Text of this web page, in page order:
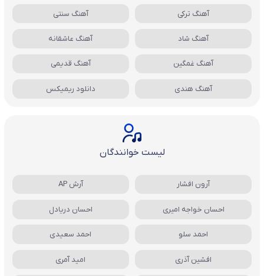
آهنگ ترکی آهنگ سنتی
آهنگ شاد آهنگ عاشقانه
آهنگ غمگین آهنگ قدیمی
آهنگ هندی دانلود ریمیکس
لیست خوانندگان
آرون افشار آرش AP
احسان خواجه امیری احسان دریادل
احمد سلو احمد سعیدی
افشین آذری امید آمری